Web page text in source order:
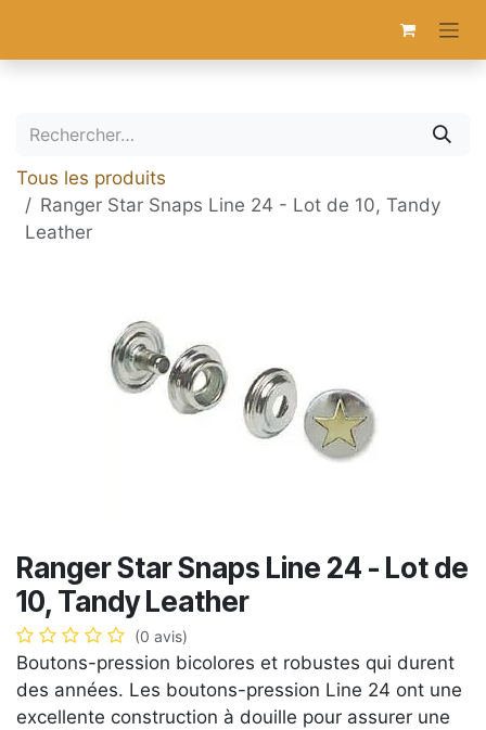
Tous les produits
Ranger Star Snaps Line 24 - Lot de 10, Tandy
Leather
Ranger Star Snaps Line 24 - Lot de
10, Tandy Leather
(0 avis)
Boutons-pression bicolores et robustes qui durent
des années. Les boutons-pression Line 24 ont une
excellente construction à douille pour assurer une